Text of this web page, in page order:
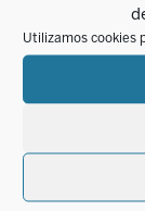
Utilizamos cookies
Este ensayo, en el que se